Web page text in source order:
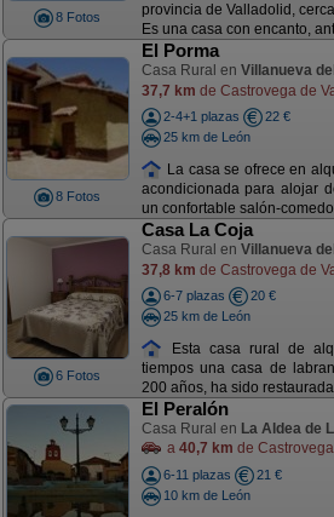
8 Fotos
provincia de Valladolid,
Es una casa con encanto,
8 Fotos
El Porma
Casa Rural en Villanueva
37,7 km de Castrovega de
2-4+1 plazas
22 €
25 km de León
La casa se ofrece en
acondicionada para alojar
un confortable salón-
6 Fotos
Casa La Coja
Casa Rural en Villanueva
37,8 km de Castrovega de
6-7 plazas
20 €
25 km de León
Esta casa rural de
tiempos una casa de
200 años, ha sido
El Peralón
Casa Rural en La Aldea de
a 40,7 km de
6-11 plazas
21 €
10 km de León